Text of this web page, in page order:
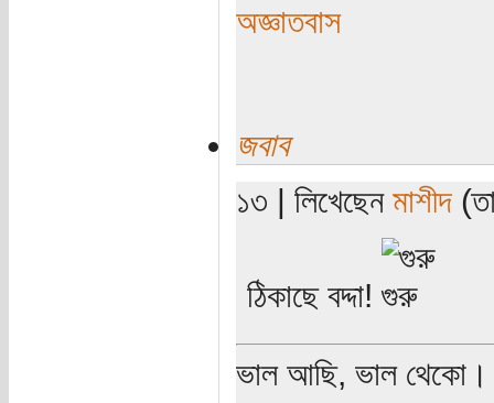
অজ্ঞাতবাস
জবাব
১৩ | লিখেছেন মাশীদ
ঠিকাছে বদ্দা!
ভাল আছি, ভাল থেকো।